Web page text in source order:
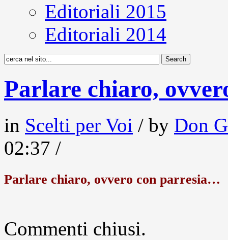
Editoriali 2015
Editoriali 2014
Parlare chiaro,
in Scelti per Voi / by Don
02:37 /
Parlare chiaro, ovvero con parresia…
Commenti chiusi.